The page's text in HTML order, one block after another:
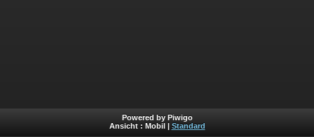
Powered by Piwigo
Ansicht : Mobil Standard